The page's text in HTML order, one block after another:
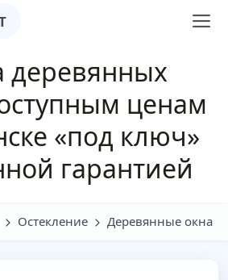
деревянных
ценам
«под ключ»
гарантией
Остекление Деревянные окна